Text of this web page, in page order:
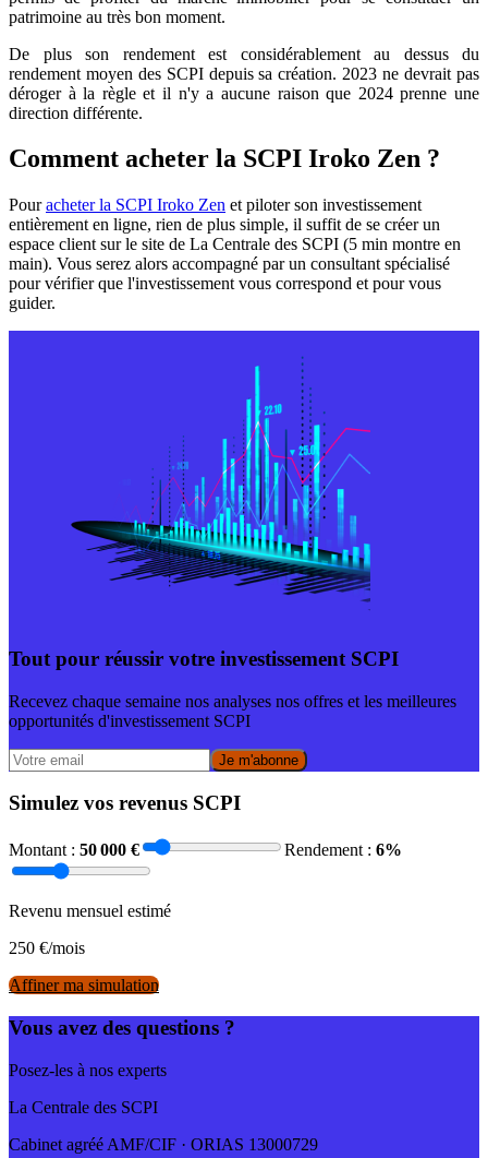
patrimoine au très bon moment.
De plus son rendement est considérablement au dessus du
rendement moyen des SCPI depuis sa création. 2023 ne devrait pas
déroger à la règle et il n'y a aucune raison que 2024 prenne une
direction différente.
Comment acheter la SCPI Iroko Zen ?
Pouracheter la SCPI Iroko Zen et piloter son investissement
entièrement en ligne, rien de plus simple, il suffit de se créer un
espace client sur le site de La Centrale des SCPI (5 min montre en
main). Vous serez alors accompagné par un consultant spécialisé
pour vérifier que l'investissement vous correspond et pour vous
guider.
Tout pour réussir votre investissement SCPI
Recevez chaque semaine nos analyses nos offres et les meilleures
opportunités d'investissement SCPI
Je m'abonne
Simulez vos revenus SCPI
Montant : 50 000 € Rendement : 6%
Revenu mensuel estimé
250 €/mois
Affiner ma simulation
Vous avez des questions ?
Posez-les à nos experts
La Centrale des SCPI
Cabinet agréé AMF/CIF · ORIAS 13000729